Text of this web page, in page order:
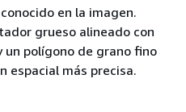
en la imagen.
grueso alineado con
polígono de grano fino
espacial más precisa.